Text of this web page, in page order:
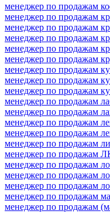
менеджер по продажам
менеджер по продажам
менеджер по продажам
менеджер по продажам
менеджер по продажам
менеджер по продажам
менеджер по продажам
менеджер по продажам
менеджер по продажам
менеджер по продажам
менеджер по продажам
менеджер по продажам
менеджер по продажам
менеджер по продажам
менеджер по продажам
менеджер по продажам
менеджер по продажам
менеджер по продажам
менеджер по продажам
менеджер по продажам